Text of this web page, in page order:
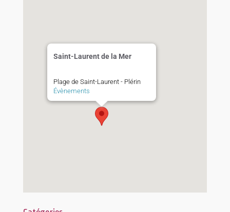
Saint-Laurent de la Mer
Plage de Saint-Laurent - Plérin
Évènements